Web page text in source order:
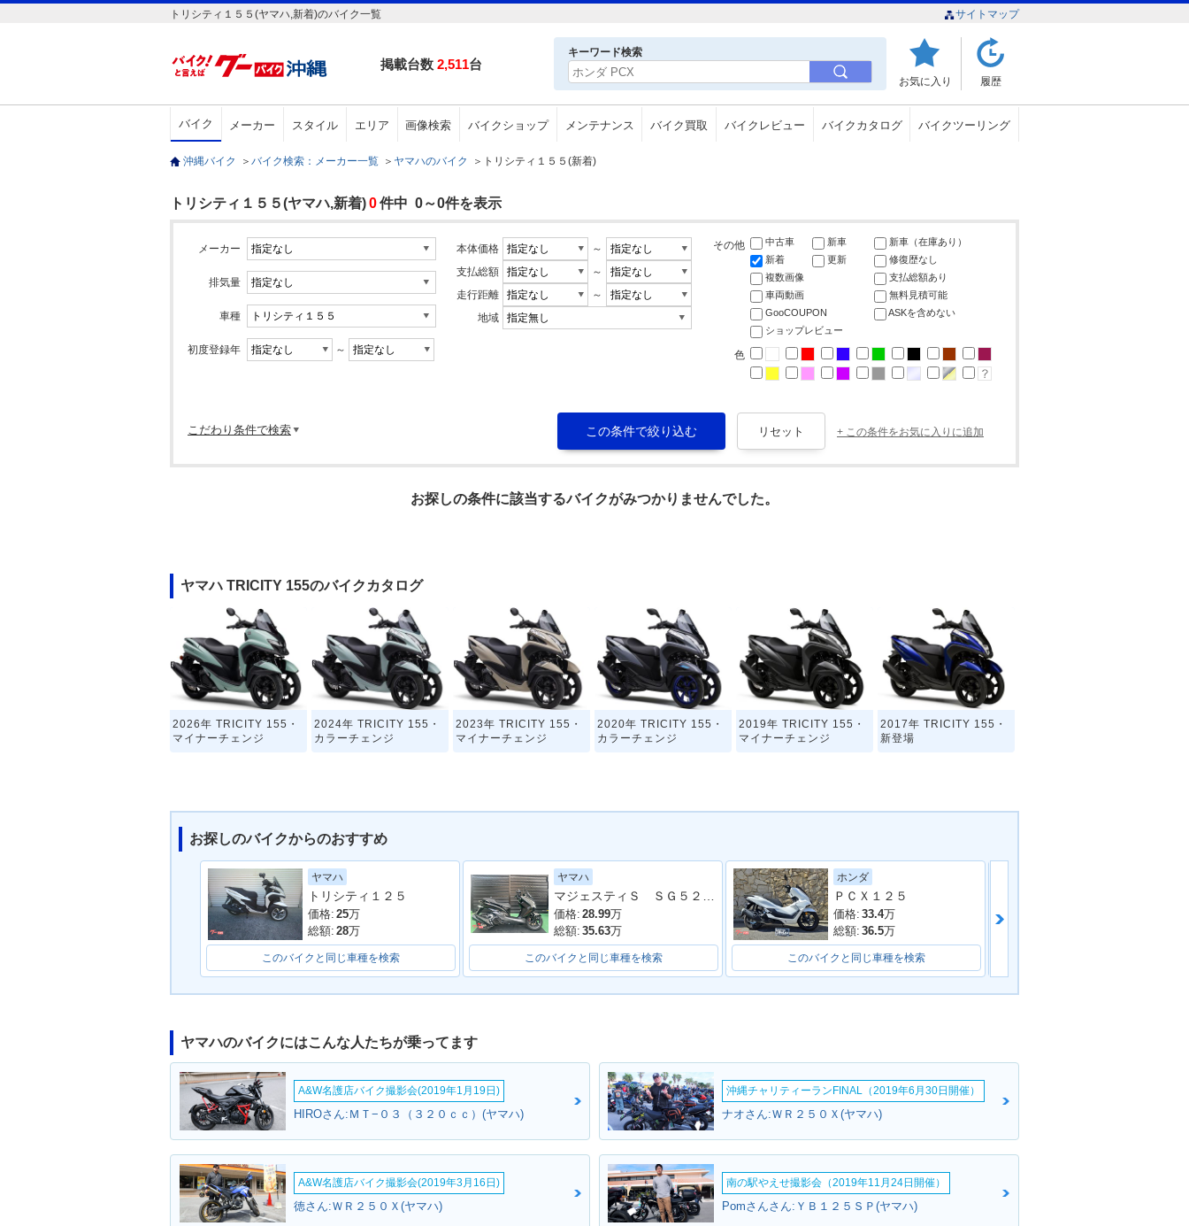
トリシティ１５５(ヤマハ,新着)のバイク一覧 サイトマップ
掲載台数 2,511台
キーワード検索
お気に入り 履歴
バイク メーカー スタイル エリア 画像検索 バイクショップ メンテナンス バイク買取 バイクレビュー バイクカタログ バイクツーリング
沖縄バイク ＞ バイク検索：メーカー一覧 ＞ ヤマハのバイク ＞ トリシティ１５５(新着)
トリシティ１５５(ヤマハ,新着)0件中 0～0件を表示
メーカー
排気量
車種
初度登録年 ～
本体価格
～
支払総額
～
走行距離
～
地域
その他 中古車 新車
新車（在庫あり）
新着
更新
修復歴なし
複数画像
支払総額あり
車両動画
無料見積可能
GooCOUPON
ASKを含めない
ショップレビュー
色
こだわり条件で検索 + この条件をお気に入りに追加
お探しの条件に該当するバイクがみつかりませんでした。
ヤマハ TRICITY 155のバイクカタログ
2026年 TRICITY 155・
マイナーチェンジ
2024年 TRICITY 155・
カラーチェンジ
2023年 TRICITY 155・
マイナーチェンジ
2020年 TRICITY 155・
カラーチェンジ
2019年 TRICITY 155・
マイナーチェンジ
2017年 TRICITY 155・
新登場
お探しのバイクからのおすすめ
ヤマハ
トリシティ１２５
価格: 25万
総額: 28万
このバイクと同じ車種を検索
ヤマハ
価格: 28.99万
総額: 35.63万
このバイクと同じ車種を検索
ホンダ
ＰＣＸ１２５
価格: 33.4万
総額: 36.5万
このバイクと同じ車種を検索
ヤマハのバイクにはこんな人たちが乗ってます
A&W名護店バイク撮影会(2019年1月19日)
HIROさん:ＭＴ−０３（３２０ｃｃ）(ヤマハ)
沖縄チャリティーランFINAL（2019年6月30日開催）
ナオさん:ＷＲ２５０Ｘ(ヤマハ)
A&W名護店バイク撮影会(2019年3月16日)
徳さん:ＷＲ２５０Ｘ(ヤマハ)
南の駅やえせ撮影会（2019年11月24日開催）
Pomさんさん:ＹＢ１２５ＳＰ(ヤマハ)